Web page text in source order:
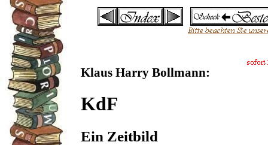
Klaus Harry Bollmann:
KdF
Ein Zeitbild